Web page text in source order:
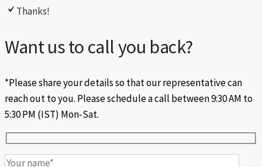
Thanks!
Want us to call you back?
*Please share your details so that our representative can
reach out to you. Please schedule a call between 9:30 AM to
5:30 PM (IST) Mon-Sat.